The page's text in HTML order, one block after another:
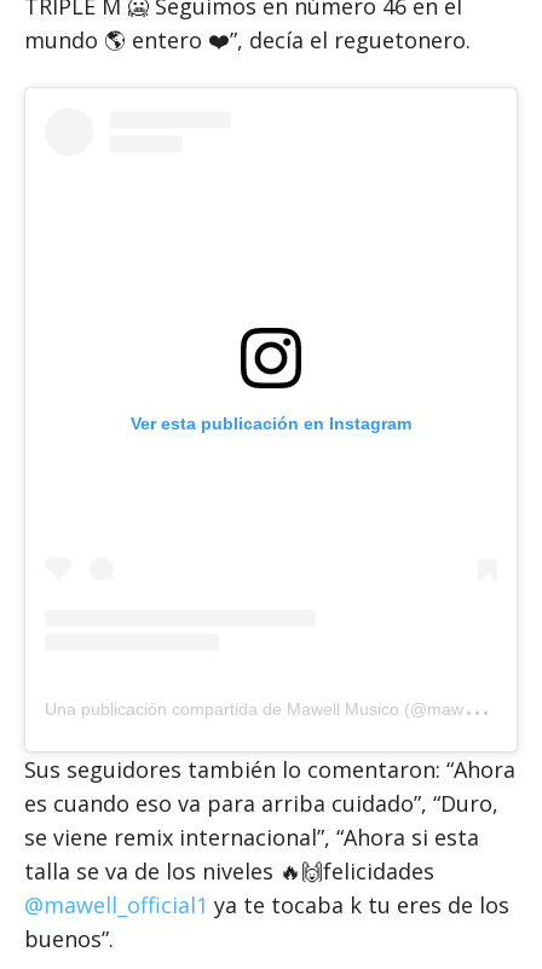
TRIPLE M 🥶 Seguimos en número 46 en el
mundo 🌎 entero ❤️”, decía el reguetonero.
Ver esta publicación en Instagram
U
na publicación compartida de Mawell Musico (@mawell_official1)
Sus seguidores también lo comentaron: “Ahora
es cuando eso va para arriba cuidado”, “Duro,
se viene remix internacional”, “Ahora si esta
talla se va de los niveles 🔥🙌felicidades
@mawell_official1 ya te tocaba k tu eres de los
buenos”.